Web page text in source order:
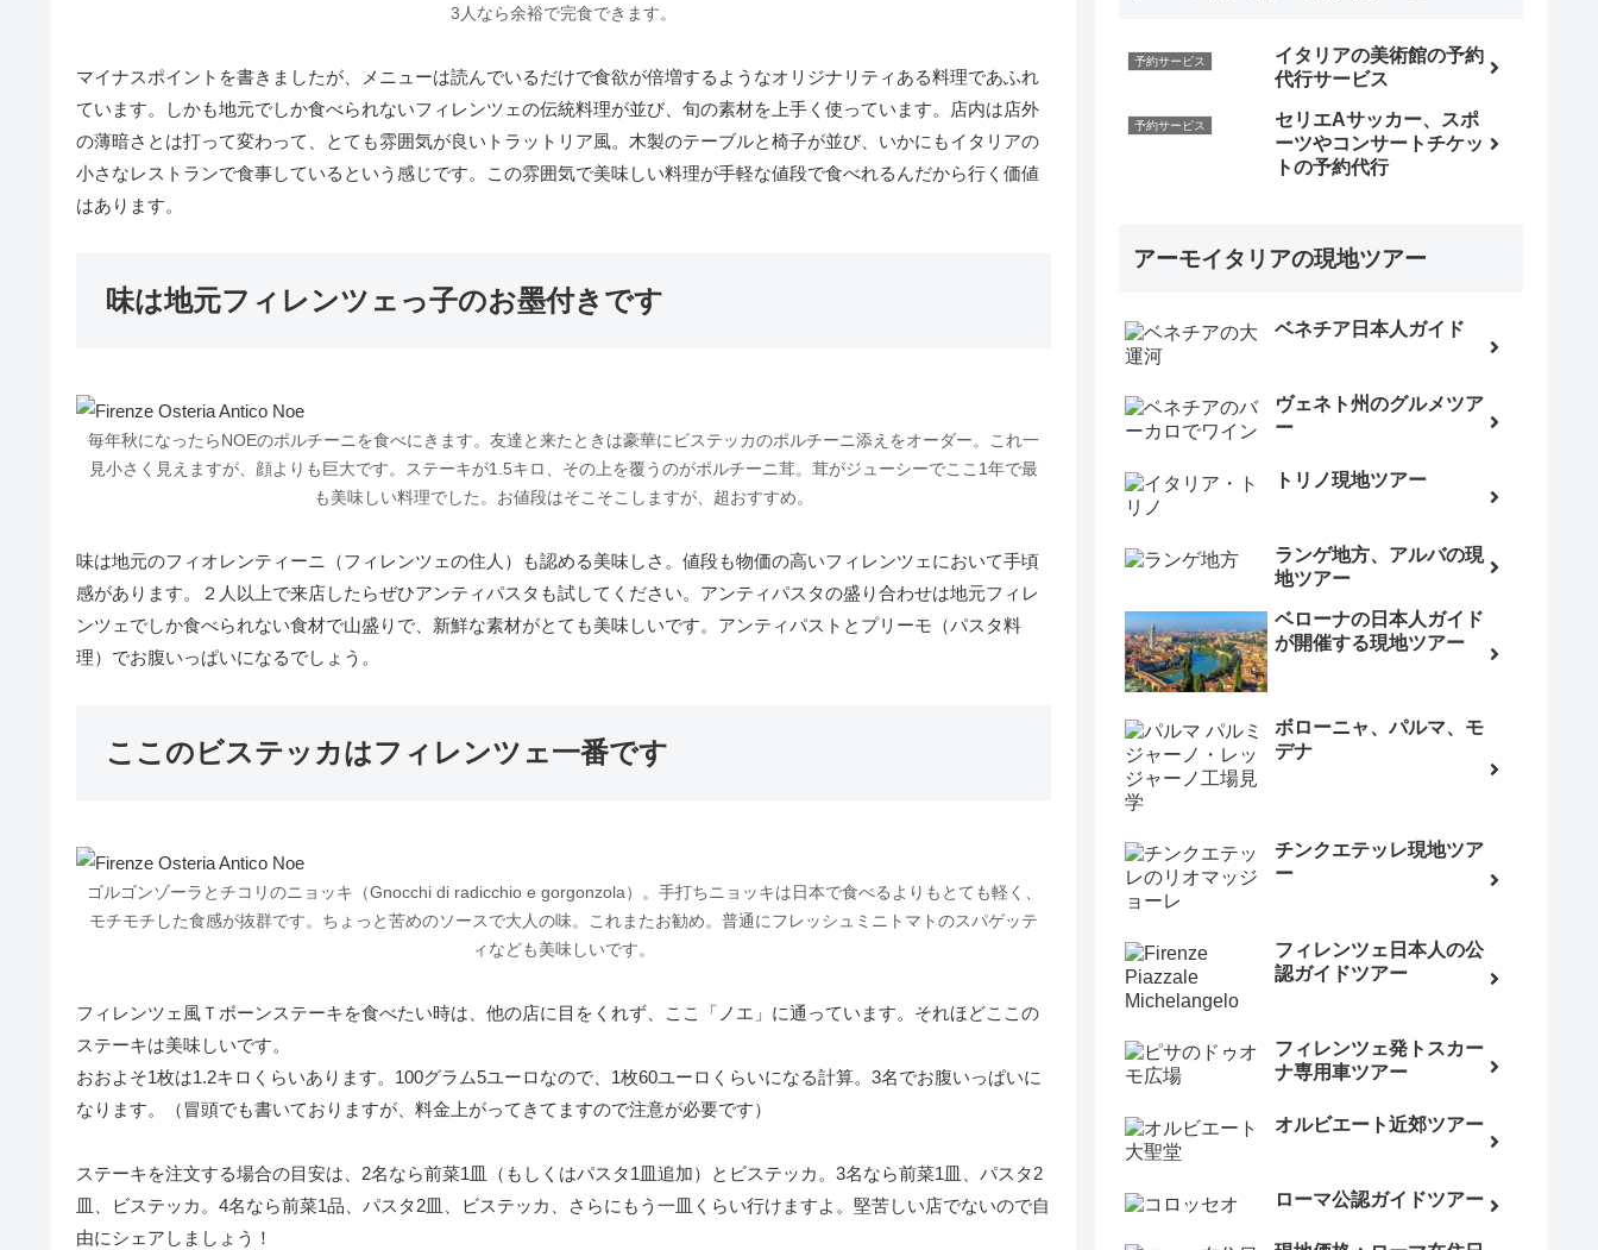
3人なら余裕で完食できます。
マイナスポイントを書きましたが、メニューは読んでいるだけで食欲が倍増するようなオリジナリティある料理であふれ
ています。しかも地元でしか食べられないフィレンツェの伝統料理が並び、旬の素材を上手く使っています。店内は店外
の薄暗さとは打って変わって、とても雰囲気が良いトラットリア風。木製のテーブルと椅子が並び、いかにもイタリアの
小さなレストランで食事しているという感じです。この雰囲気で美味しい料理が手軽な値段で食べれるんだから行く価値
はあります。
味は地元フィレンツェっ子のお墨付きです
毎年秋になったらNOEのポルチーニを食べにきます。友達と来たときは豪華にビステッカのポルチーニ添えをオーダー。これ一
見小さく見えますが、顔よりも巨大です。ステーキが1.5キロ、その上を覆うのがポルチーニ茸。茸がジューシーでここ1年で最
も美味しい料理でした。お値段はそこそこしますが、超おすすめ。
味は地元のフィオレンティーニ（フィレンツェの住人）も認める美味しさ。値段も物価の高いフィレンツェにおいて手頃
感があります。２人以上で来店したらぜひアンティパスタも試してください。アンティパスタの盛り合わせは地元フィレ
ンツェでしか食べられない食材で山盛りで、新鮮な素材がとても美味しいです。アンティパストとプリーモ（パスタ料
理）でお腹いっぱいになるでしょう。
ここのビステッカはフィレンツェ一番です
ゴルゴンゾーラとチコリのニョッキ（Gnocchi di radicchio e gorgonzola）。手打ちニョッキは日本で食べるよりもとても軽く、
モチモチした食感が抜群です。ちょっと苦めのソースで大人の味。これまたお勧め。普通にフレッシュミニトマトのスパゲッテ
ィなども美味しいです。
フィレンツェ風Ｔボーンステーキを食べたい時は、他の店に目をくれず、ここ「ノエ」に通っています。それほどここの
ステーキは美味しいです。
おおよそ1枚は1.2キロくらいあります。100グラム5ユーロなので、1枚60ユーロくらいになる計算。3名でお腹いっぱいに
なります。（冒頭でも書いておりますが、料金上がってきてますので注意が必要です）
ステーキを注文する場合の目安は、2名なら前菜1皿（もしくはパスタ1皿追加）とビステッカ。3名なら前菜1皿、パスタ2
皿、ビステッカ。4名なら前菜1品、パスタ2皿、ビステッカ、さらにもう一皿くらい行けますよ。堅苦しい店でないので自
由にシェアしましょう！
予約サービス
イタリアの美術館の予約
代行サービス
予約サービス
セリエAサッカー、スポ
ーツやコンサートチケッ
トの予約代行
アーモイタリアの現地ツアー
ベネチア日本人ガイド
ヴェネト州のグルメツア
ー
トリノ現地ツアー
ランゲ地方、アルバの現
地ツアー
ベローナの日本人ガイド
が開催する現地ツアー
ボローニャ、パルマ、モ
デナ
チンクエテッレ現地ツア
ー
フィレンツェ日本人の公
認ガイドツアー
フィレンツェ発トスカー
ナ専用車ツアー
オルビエート近郊ツアー
ローマ公認ガイドツアー